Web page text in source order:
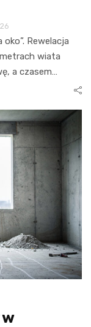
Rewelacja
wiata
a czasem…